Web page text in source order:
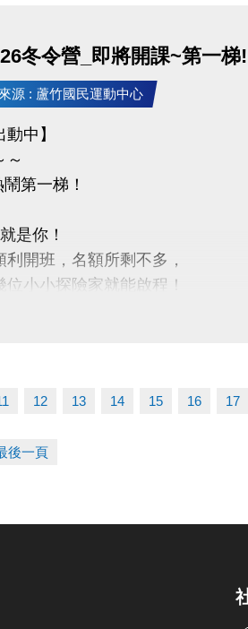
課前通知，並請持原信用卡、
116
zh_TW/news/pageID/1/
冬令營_即將開課~第一梯
來源 : 蘆竹國民運動中心
中】
～
第一梯！
是你！
開班，名額所剩不多，
小小探險家就能啟程！
12 13 14 15 16 17
後一頁